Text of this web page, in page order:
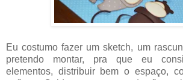
Eu costumo fazer um sketch, um
pretendo montar, pra que eu
elementos, distribuir bem o espaço,